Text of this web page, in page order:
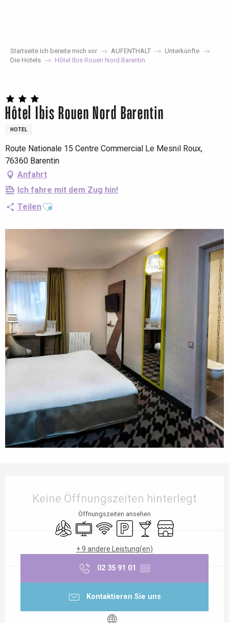
Startseite Ich bereite mich vor AUFENTHALT
Unterkünfte
Die Hotels
Hôtel Ibis Rouen Nord Barentin
Hôtel Ibis Rouen Nord Barentin
HOTEL
Route Nationale 15 Centre Commercial Le Mesnil Roux,
76360 Barentin
Anfahrt
Ich fahre mit dem Zug hin!
TeilenAjouter aux favoris
Keine Öffnungszeiten hinterlegt
Öffnungszeiten ansehen
Klimaanlage
Fernsehen
Wi-Fi ParkplatzBar / Getränkestand
Shop
+ 9 andere Leistung(en)
02 35 91 01 ▒▒
Kontaktieren Sie uns